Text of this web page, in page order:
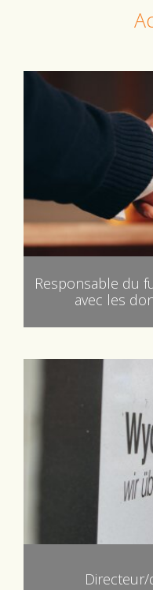
Responsable du
avec les
Directeur/